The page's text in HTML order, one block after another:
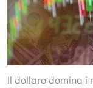
Il dollaro domina i